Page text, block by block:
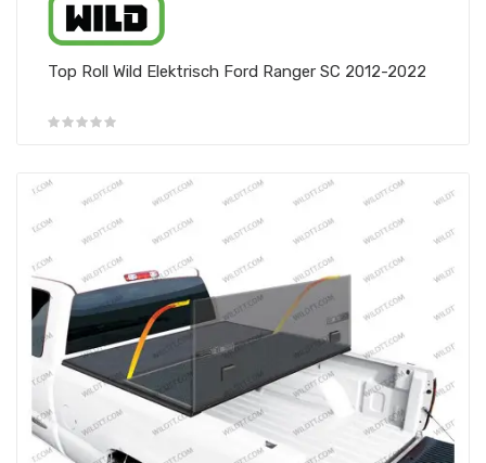
Top Roll Wild Elektrisch Ford Ranger SC 2012-2022